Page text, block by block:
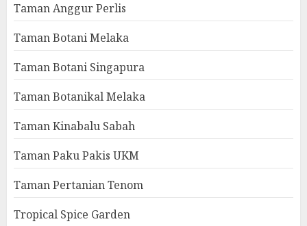
Taman Anggur Perlis
Taman Botani Melaka
Taman Botani Singapura
Taman Botanikal Melaka
Taman Kinabalu Sabah
Taman Paku Pakis UKM
Taman Pertanian Tenom
Tropical Spice Garden